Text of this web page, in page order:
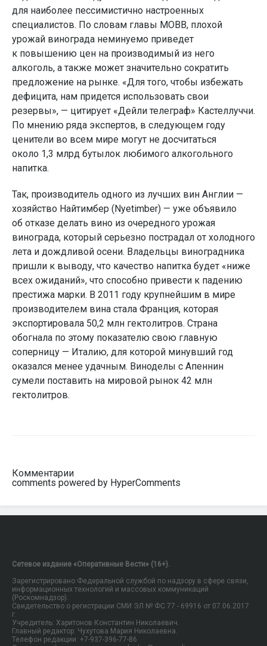
для наиболее пессимистично настроенных
специалистов. По словам главы МОВВ, плохой
урожай винограда неминуемо приведет
к повышению цен на производимый из него
алкоголь, а также может значительно сократить
предложение на рынке. «Для того, чтобы избежать
дефицита, нам придется использовать свои
резервы», — цитирует «Дейли телеграф» Кастеллуччи.
По мнению ряда экспертов, в следующем году
ценители во всем мире могут не досчитаться
около 1,3 млрд бутылок любимого алкогольного
напитка.
Так, производитель одного из лучших вин Англии —
хозяйство Найтимбер (Nyetimber) — уже объявило
об отказе делать вино из очередного урожая
винограда, который серьезно пострадал от холодного
лета и дождливой осени. Владельцы виноградника
пришли к выводу, что качество напитка будет «ниже
всех ожиданий», что способно привести к падению
престижа марки. В 2011 году крупнейшим в мире
производителем вина стала Франция, которая
экспортировала 50,2 млн гектолитров. Страна
обогнала по этому показателю свою главную
соперницу — Италию, для которой минувший год
оказался менее удачным. Виноделы с Апеннин
сумели поставить на мировой рынок 42 млн
гектолитров.
Комментарии
comments powered by HyperComments
Сетевое издание «Оперативные Вести» (16+).
Зарегистрировано Федеральной службой по надзору в сфере связи,
информационных технологий и массовых коммуникаций
(Роскомнадзор).
Свидетельство о регистрации СМИ ЭЛ № ФС 77 - 69916 от 07.06.2017
г.
Учредитель: Харитонов Константин Николаевич.
Главный редактор: Чухутова Мария Николаевна.
Телефон редакции: +7-937-396-77-86